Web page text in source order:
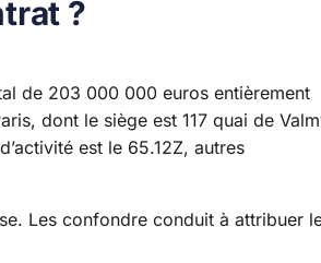
?
de 203 000 000 euros entièrement
dont le siège est 117 quai de
est le 65.12Z, autres
Les confondre conduit à attribuer